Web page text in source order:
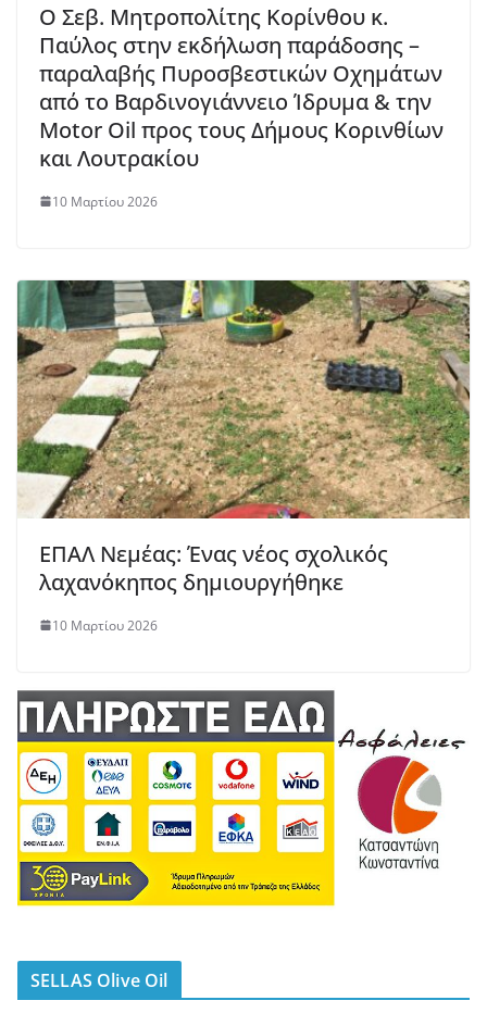
Ο Σεβ. Μητροπολίτης Κορίνθου κ.
Παύλος στην εκδήλωση παράδοσης –
παραλαβής Πυροσβεστικών Οχημάτων
από το Βαρδινογιάννειο Ίδρυμα & την
Motor Oil προς τους Δήμους Κορινθίων
και Λουτρακίου
10 Μαρτίου 2026
ΕΠΑΛ Νεμέας: Ένας νέος σχολικός
λαχανόκηπος δημιουργήθηκε
10 Μαρτίου 2026
SELLAS Olive Oil